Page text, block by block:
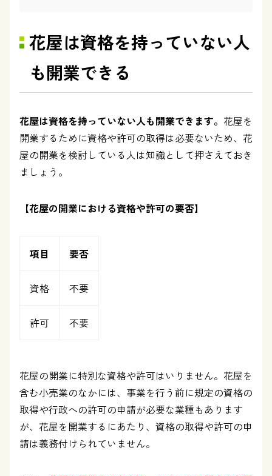
花屋は資格を持っていない人
も開業できる
花屋は資格を持っていない人も開業できます。 花屋を
開業するために資格や許可の取得は必要ないため、花
屋の開業を検討している人は知識として押さえておき
ましょう。
【花屋の開業における資格や許可の要否】
項目 要否
資格 不要
許可 不要
花屋の開業に特別な資格や許可はいりません。花屋を
含む小売業のなかには、事業を行う前に規定の資格の
取得や行政への許可の申請が必要な業種もあります
が、花屋を開業するにあたり、資格の取得や許可の申
請は義務付けられていません。